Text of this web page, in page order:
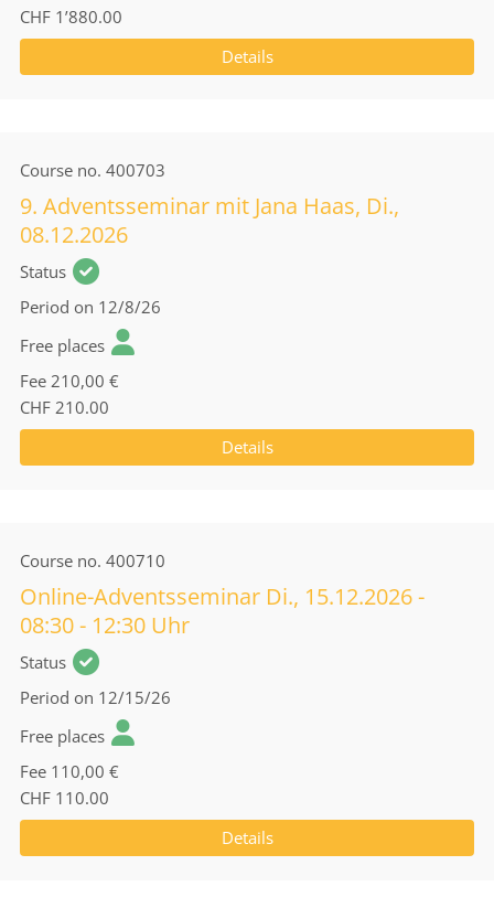
CHF 1’880.00
Details
Course no. 400703
9. Adventsseminar mit Jana Haas, Di.,
08.12.2026
Status
Period on 12/8/26
Free places
Fee 210,00 €
CHF 210.00
Details
Course no. 400710
Online-Adventsseminar Di., 15.12.2026 -
08:30 - 12:30 Uhr
Status
Period on 12/15/26
Free places
Fee 110,00 €
CHF 110.00
Details